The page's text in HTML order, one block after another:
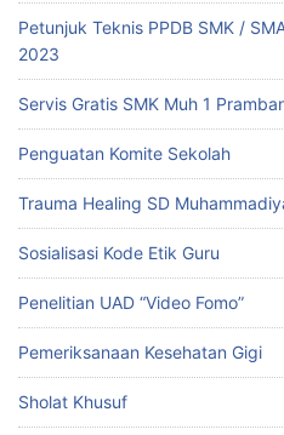
Petunjuk Teknis PPDB SMK /
2023
Servis Gratis SMK Muh 1
Penguatan Komite Sekolah
Trauma Healing SD
Sosialisasi Kode Etik Guru
Penelitian UAD “Video Fomo”
Pemeriksanaan Kesehatan Gigi
Sholat Khusuf